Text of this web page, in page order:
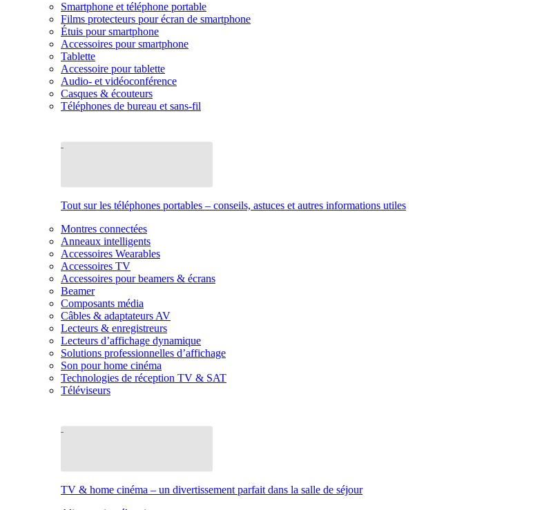
Smartphone et téléphone portable
Films protecteurs pour écran de smartphone
Étuis pour smartphone
Accessoires pour smartphone
Tablette
Accessoire pour tablette
Audio- et vidéoconférence
Casques & écouteurs
Téléphones de bureau et sans-fil
Tout sur les téléphones portables – conseils, astuces et autres informations utiles
Montres connectées
Anneaux intelligents
Accessoires Wearables
Accessoires TV
Accessoires pour beamers & écrans
Beamer
Composants média
Câbles & adaptateurs AV
Lecteurs & enregistreurs
Lecteurs d’affichage dynamique
Solutions professionnelles d’affichage
Son pour home cinéma
Technologies de réception TV & SAT
Téléviseurs
TV & home cinéma – un divertissement parfait dans la salle de séjour